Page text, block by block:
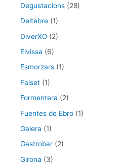
Degustacions (28)
Deltebre (1)
DiverXO (2)
Eivissa (6)
Esmorzars (1)
Falset (1)
Formentera (2)
Fuentes de Ebro (1)
Galera (1)
Gastrobar (2)
Girona (3)